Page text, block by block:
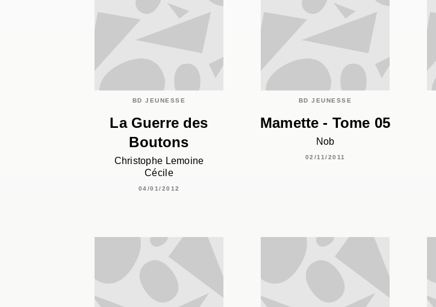
BD JEUNESSE
La Guerre des
Boutons
Christophe Lemoine
Cécile
04/01/2012
BD JEUNESSE
Mamette - Tome 05
Nob
02/11/2011